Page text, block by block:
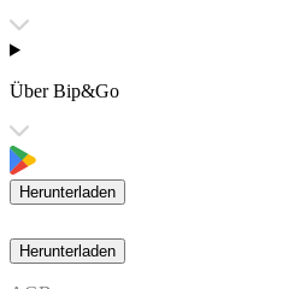
Über Bip&Go
Herunterladen
Herunterladen